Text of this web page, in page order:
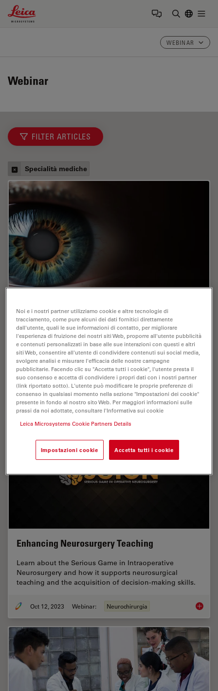
Leica Microsystems Logo
WEBINAR
Webinar
FILTER ARTICLES
Specialità mediche
Expert Techniques for Superior Visualization
in Cataract Surgery
Join renowned ophthalmic surgeons, Dr. Hussein
Almuhtaseb and Mr. Simon Madge, as they share their
clinical expertise and real-world surgical strategies
during the 2025 Online Cataract Surgery…
Mar 18, 2026 Webinar: Chirurgia della cataratta Expert
Enhancing Neurosurgery Teaching
Learn about the Serious Game in Intraoperative
Neurosurgery and how it supports neurosurgical
teaching and the acquisition of decision-making skills.
Oct 12, 2023 Webinar: Neurochirurgia
Noi e i nostri partner utilizziamo cookie e altre tecnologie di
tracciamento, come pure alcuni dei dati fornitici direttamente
dall'utente, quali le sue informazioni di contatto, per migliorare
l'esperienza di fruizione dei nostri siti Web, proporre all'utente pubblicità
e contenuti personalizzati in base alle sue interazioni con questi e altri
siti Web, consentire all'utente di condividere contenuti sui social media,
svolgere analisi e misurare l'efficacia delle nostre campagne
pubblicitarie. Facendo clic su "Accetta tutti i cookie", l'utente presta il
suo consenso e accetta di condividere i propri dati con i nostri partner
(link riportato sotto). L'utente può modificare le proprie preferenze di
consenso in qualsiasi momento nella sezione "Impostazioni dei cookie"
presente in fondo al nostro sito Web. Per maggiori informazioni sulle
prassi da noi adottate, consultare l'Informativa sui cookie
Leica Microsystems Cookie Partners Details
Impostazioni cookie Accetta tutti i cookie